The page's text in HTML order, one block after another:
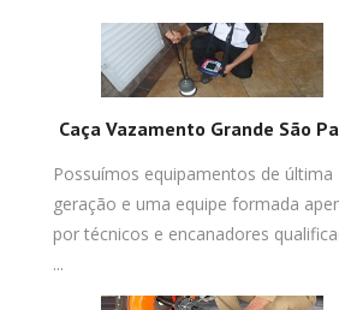
Caça Vazamento Grande São
Possuímos equipamentos de última
geração e uma equipe formada
por técnicos e encanadores
...